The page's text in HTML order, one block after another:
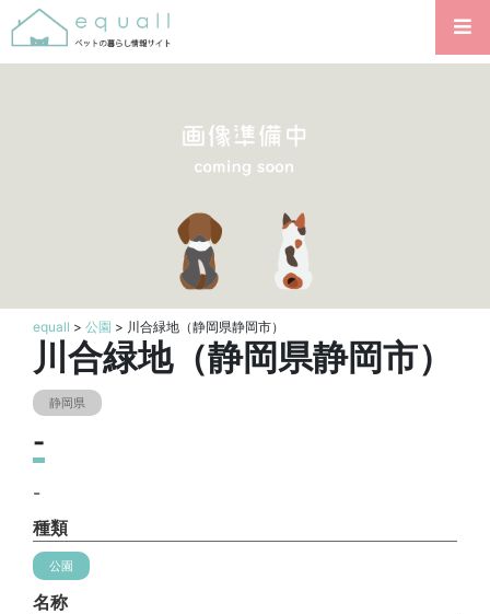
equall > 公園 > 川合緑地（静岡県静岡市）
川合緑地（静岡県静岡市）
静岡県
-
-
種類
公園
名称